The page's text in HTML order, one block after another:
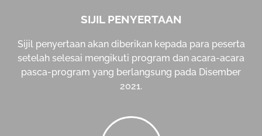
SIJIL PENYERTAAN
Sijil penyertaan akan diberikan kepada para peserta
setelah selesai mengikuti program dan acara-acara
pasca-program yang berlangsung pada Disember
2021.